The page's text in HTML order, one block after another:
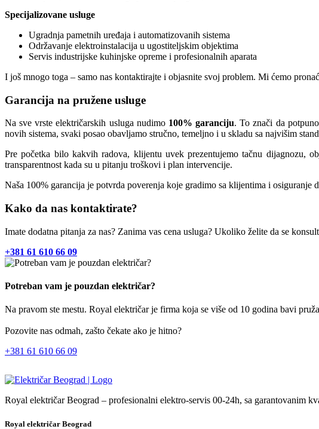
Specijalizovane usluge
Ugradnja pametnih uređaja i automatizovanih sistema
Održavanje elektroinstalacija u ugostiteljskim objektima
Servis industrijske kuhinjske opreme i profesionalnih aparata
I još mnogo toga – samo nas kontaktirajte i objasnite svoj problem. Mi ćemo
Garancija na pružene usluge
Na sve vrste električarskih usluga nudimo 100% garanciju. To znači da
novih sistema, svaki posao obavljamo stručno, temeljno i u skladu sa najvišim
Pre početka bilo kakvih radova, klijentu uvek prezentujemo tačnu dijagnozu,
transparentnost kada su u pitanju troškovi i plan intervencije.
Naša 100% garancija je potvrda poverenja koje gradimo sa klijentima i osiguranje
Kako da nas kontaktirate?
Imate dodatna pitanja za nas? Zanima vas cena usluga? Ukoliko želite da se
+381 61 610 66 09
Potreban vam je pouzdan električar?
Na pravom ste mestu. Royal električar je firma koja se više od 10 godina bavi
Pozovite nas odmah, zašto čekate ako je hitno?
+381 61 610 66 09
Royal električar Beograd – profesionalni elektro-servis 00-24h, sa garantovanim
Royal električar Beograd